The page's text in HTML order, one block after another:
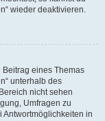
wieder deaktivieren.
eines Themas
unterhalb des
nicht sehen
Umfragen zu
Antwortmöglichkeiten in